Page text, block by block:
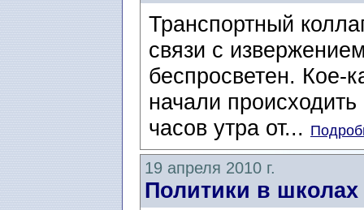
Транспортный
связи с
беспросветен. Кое-
начали
часов утра от...
19 апреля 2010 г.
Политики в школах